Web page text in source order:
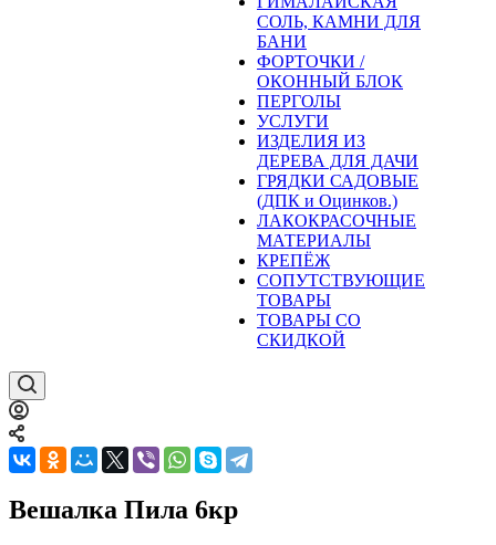
СОЛЬ, КАМНИ ДЛЯ
БАНИ
ФОРТОЧКИ /
ОКОННЫЙ БЛОК
ПЕРГОЛЫ
УСЛУГИ
ИЗДЕЛИЯ ИЗ
ДЕРЕВА ДЛЯ ДАЧИ
ГРЯДКИ САДОВЫЕ
(ДПК и Оцинков.)
ЛАКОКРАСОЧНЫЕ
МАТЕРИАЛЫ
КРЕПЁЖ
СОПУТСТВУЮЩИЕ
ТОВАРЫ
ТОВАРЫ СО
СКИДКОЙ
Вешалка Пила 6кр